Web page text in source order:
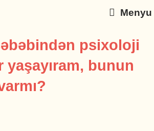
Menyu
psixoloji
yaşayıram, bunun